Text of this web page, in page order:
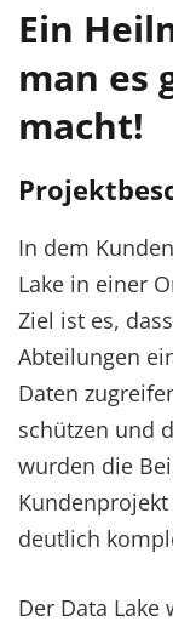
Ein
man es
macht!
In dem
Lake in einer
Ziel ist es,
Abteilungen
Daten
schützen und
wurden die
deutlich
Der Data